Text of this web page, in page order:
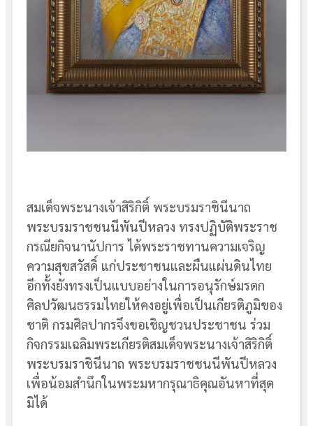
สมเด็จพระนางเจ้าสิริกิติ์ พระบรมราชินีนาถ
พระบรมราชชนนีพันปีหลวง ทรงปฏิบัติพระราช
กรณียกิจนานัปการ ได้พระราชทานความเจริญ
ความสุขสวัสดิ์ แก่ประชาชนและผืนแผ่นดินไทย
อีกทั้งยังทรงเป็นแบบอย่างในการอนุรักษ์มรดก
ศิลปวัฒนธรรมไทยให้คงอยู่เพื่อเป็นเกียรติภูมิของ
ชาติ กรมศิลปากรจึงขอเชิญชวนประชาชน ร่วม
กิจกรรมเฉลิมพระเกียรติสมเด็จพระนางเจ้าสิริกิติ์
พระบรมราชินีนาถ พระบรมราชชนนีพันปีหลวง
เพื่อน้อมสำนึกในพระมหากรุณาธิคุณอันหาที่สุด
มิได้